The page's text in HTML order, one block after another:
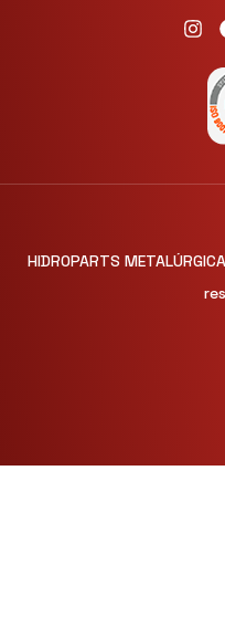
HIDROPARTS